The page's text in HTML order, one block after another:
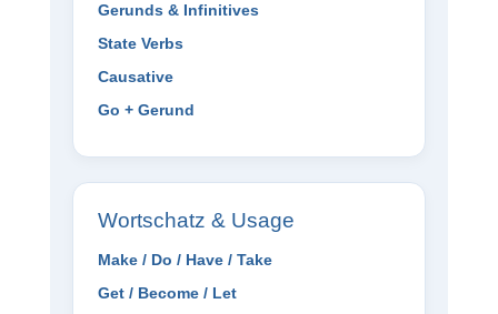
Gerunds & Infinitives
State Verbs
Causative
Go + Gerund
Wortschatz & Usage
Make / Do / Have / Take
Get / Become / Let